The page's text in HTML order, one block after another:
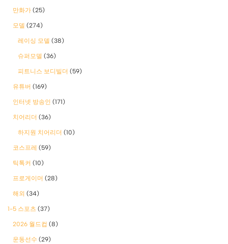
만화가 (25)
모델 (274)
레이싱 모델 (38)
슈퍼모델 (36)
피트니스 보디빌더 (59)
유튜버 (169)
인터넷 방송인 (171)
치어리더 (36)
하지원 치어리더 (10)
코스프레 (59)
틱톡커 (10)
프로게이머 (28)
해외 (34)
1-5 스포츠 (37)
2026 월드컵 (8)
운동선수 (29)